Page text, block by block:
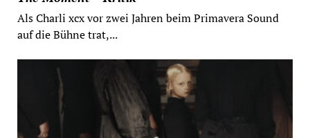
Als Charli xcx vor zwei Jahren beim Primavera Sound
auf die Bühne trat,...